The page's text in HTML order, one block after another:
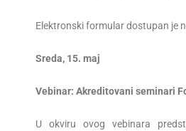
Elektronski formular dostupan je
Sreda, 15. maj
Vebinar: Akreditovani seminari
U okviru ovog vebinara